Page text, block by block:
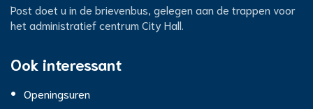
City
Hall
Post doet u in de brievenbus, gelegen aan de trappen voor
het administratief centrum City Hall.
Ook interessant
Openingsuren